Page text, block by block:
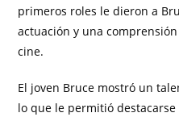
primeros roles le dieron a
actuación y una
cine.
El joven Bruce mostró un
lo que le permitió